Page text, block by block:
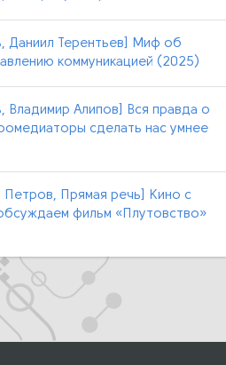
Даниил Терентьев] Миф об
коммуникацией (2025)
Владимир Алипов] Вся правда о
сделать нас умнее
Петров, Прямая речь] Кино с
фильм «Плутовство»